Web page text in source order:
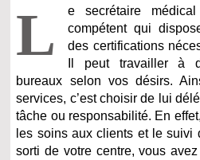
L
e secrétaire
compétent qui
des certifications
Il peut travailler à
bureaux selon vos désirs.
services, c’est choisir de lui
tâche ou responsabilité. En
les soins aux clients et le suivi
sorti de votre centre, vous